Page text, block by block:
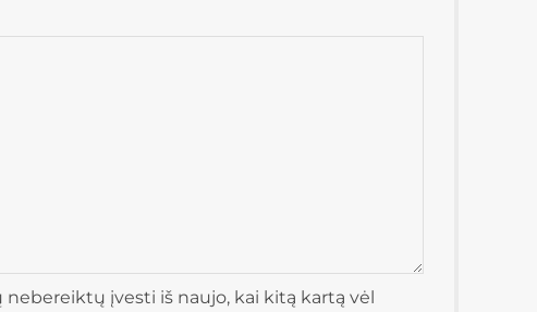
įvesti iš naujo, kai kitą kartą vėl